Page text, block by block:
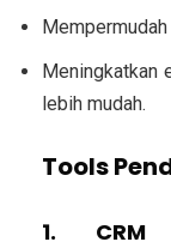
Meningkatkan
lebih mudah.
Tools
1. CRM